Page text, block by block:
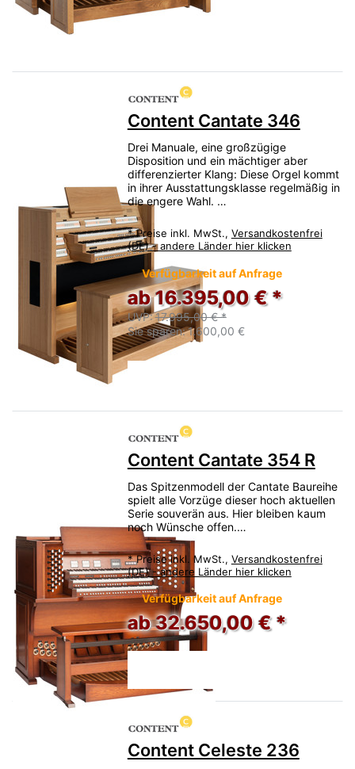
Content Cantate 346
Drei Manuale, eine großzügige
Disposition und ein mächtiger aber
differenzierter Klang: Diese Orgel kommt
in ihrer Ausstattungsklasse regelmäßig in
die engere Wahl. …
* Preise inkl. MwSt., Versandkostenfrei
(DE) - andere Länder hier klicken
Verfügbarkeit auf Anfrage
ab 16.395,00 € *
UVP:17.995,00 € *
Sie sparen:1.600,00 €
Content Cantate 354 R
Das Spitzenmodell der Cantate Baureihe
spielt alle Vorzüge dieser hoch aktuellen
Serie souverän aus. Hier bleiben kaum
noch Wünsche offen.…
* Preise inkl. MwSt., Versandkostenfrei
(DE) - andere Länder hier klicken
Verfügbarkeit auf Anfrage
ab 32.650,00 € *
Content Celeste 236